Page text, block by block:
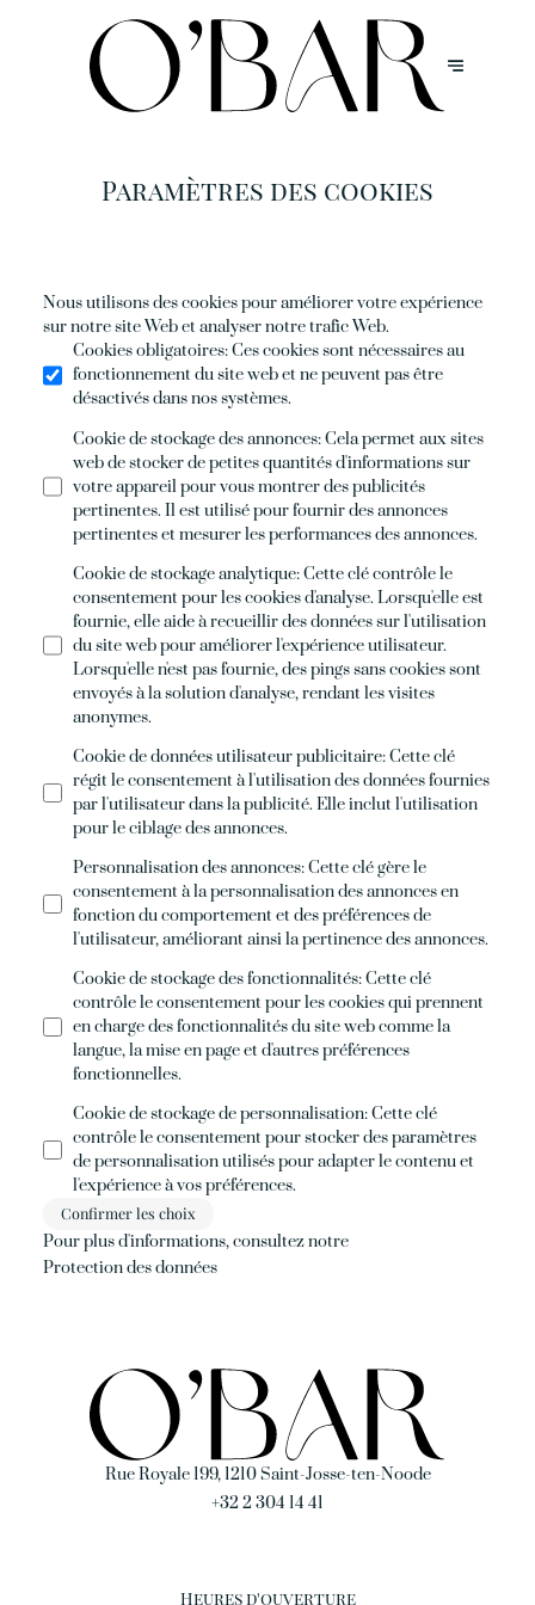
Paramètres des cookies
Nous utilisons des cookies pour améliorer votre expérience
sur notre site Web et analyser notre trafic Web.
Cookies obligatoires:Ces cookies sont nécessaires au
fonctionnement du site web et ne peuvent pas être
désactivés dans nos systèmes.
Cookie de stockage des annonces:Cela permet aux sites
web de stocker de petites quantités d'informations sur
votre appareil pour vous montrer des publicités
pertinentes. Il est utilisé pour fournir des annonces
pertinentes et mesurer les performances des annonces.
Cookie de stockage analytique:Cette clé contrôle le
consentement pour les cookies d'analyse. Lorsqu'elle est
fournie, elle aide à recueillir des données sur l'utilisation
du site web pour améliorer l'expérience utilisateur.
Lorsqu'elle n'est pas fournie, des pings sans cookies sont
envoyés à la solution d'analyse, rendant les visites
anonymes.
Cookie de données utilisateur publicitaire:Cette clé
régit le consentement à l'utilisation des données fournies
par l'utilisateur dans la publicité. Elle inclut l'utilisation
pour le ciblage des annonces.
Personnalisation des annonces:Cette clé gère le
consentement à la personnalisation des annonces en
fonction du comportement et des préférences de
l'utilisateur, améliorant ainsi la pertinence des annonces.
Cookie de stockage des fonctionnalités:Cette clé
contrôle le consentement pour les cookies qui prennent
en charge des fonctionnalités du site web comme la
langue, la mise en page et d'autres préférences
fonctionnelles.
Cookie de stockage de personnalisation:Cette clé
contrôle le consentement pour stocker des paramètres
de personnalisation utilisés pour adapter le contenu et
l'expérience à vos préférences.
Confirmer les choix
Pour plus d'informations, consultez notre
Protection des données
Rue Royale 199, 1210 Saint-Josse-ten-Noode
+32 2 304 14 41
Heures d'ouverture